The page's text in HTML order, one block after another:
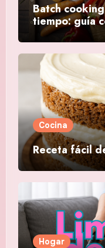
Batch
tiempo: guía
Cocina
Receta fácil
Hogar